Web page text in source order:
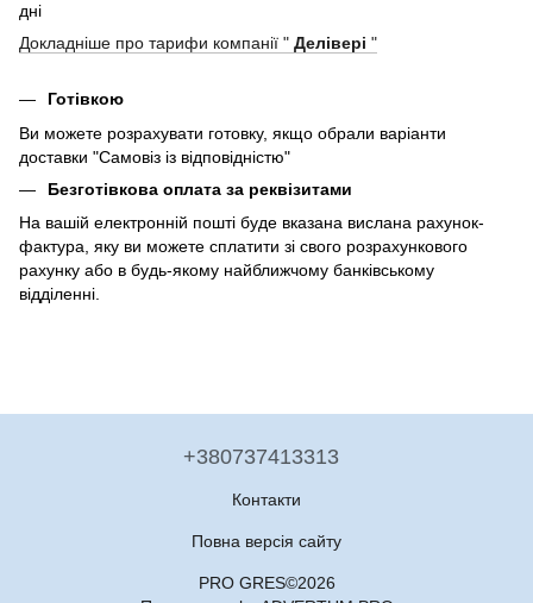
дні
Докладніше про тарифи компанії " Делівері "
Готівкою
Ви можете розрахувати готовку, якщо обрали варіанти
доставки "Самовіз із відповідністю"
Безготівкова оплата за реквізитами
На вашій електронній пошті буде вказана вислана рахунок-
фактура, яку ви можете сплатити зі свого розрахункового
рахунку або в будь-якому найближчому банківському
відділенні.
+380737413313
Контакти
Повна версія сайту
PRO GRES©2026